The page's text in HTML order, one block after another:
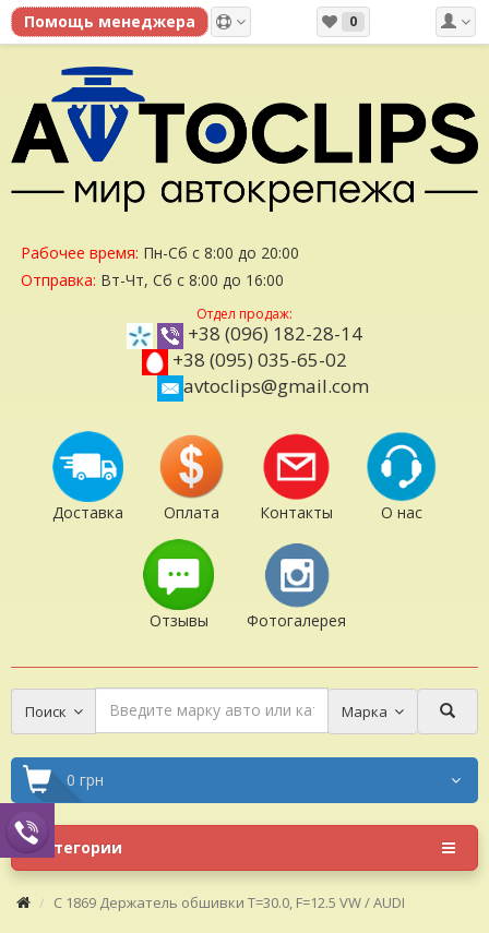
0
Рабочее время: Пн-Сб с 8:00 до 20:00
Отправка: Вт-Чт, Сб с 8:00 до 16:00
Отдел продаж:
+38 (096) 182-28-14
+38 (095) 035-65-02
avtoclips@gmail.com
Доставка Оплата Контакты О нас
Отзывы Фотогалерея
Поиск Марка
0 грн
Категории
C 1869 Держатель обшивки T=30.0, F=12.5 VW / AUDI